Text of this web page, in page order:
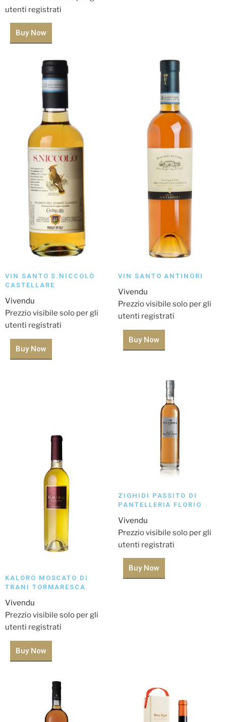
utenti registrati
Buy Now
VIN SANTO S.NICCOLÒ
CASTELLARE
Vivendu
Prezzio visibile solo per gli
utenti registrati
Buy Now
VIN SANTO ANTINORI
Vivendu
Prezzio visibile solo per gli
utenti registrati
Buy Now
KALORO MOSCATO DI
TRANI TORMARESCA
Vivendu
Prezzio visibile solo per gli
utenti registrati
Buy Now
ZIGHIDI PASSITO DI
PANTELLERIA FLORIO
Vivendu
Prezzio visibile solo per gli
utenti registrati
Buy Now